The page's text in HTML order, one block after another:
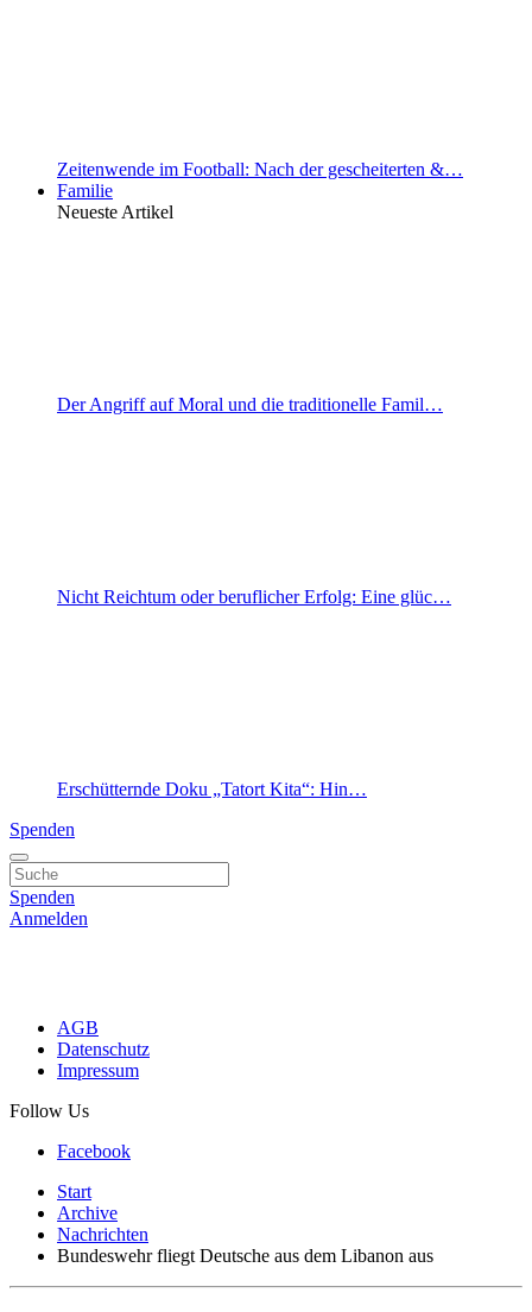
Zeitenwende im Football: Nach der gescheiterten &…
Familie
Neueste Artikel
Der Angriff auf Moral und die traditionelle Famil…
Nicht Reichtum oder beruflicher Erfolg: Eine glüc…
Erschütternde Doku „Tatort Kita“: Hin…
Spenden
Spenden
Anmelden
AGB
Datenschutz
Impressum
Follow Us
Facebook
Start
Archive
Nachrichten
Bundeswehr fliegt Deutsche aus dem Libanon aus